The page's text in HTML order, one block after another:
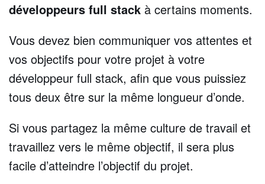
développeurs full stack à certains moments.
Vous devez bien communiquer vos attentes et
vos objectifs pour votre projet à votre
développeur full stack, afin que vous puissiez
tous deux être sur la même longueur d’onde.
Si vous partagez la même culture de travail et
travaillez vers le même objectif, il sera plus
facile d’atteindre l’objectif du projet.